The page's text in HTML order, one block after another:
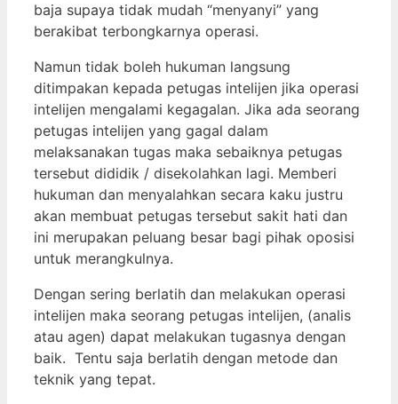
baja supaya tidak mudah “menyanyi” yang
berakibat terbongkarnya operasi.
Namun tidak boleh hukuman langsung
ditimpakan kepada petugas intelijen jika operasi
intelijen mengalami kegagalan. Jika ada seorang
petugas intelijen yang gagal dalam
melaksanakan tugas maka sebaiknya petugas
tersebut dididik / disekolahkan lagi. Memberi
hukuman dan menyalahkan secara kaku justru
akan membuat petugas tersebut sakit hati dan
ini merupakan peluang besar bagi pihak oposisi
untuk merangkulnya.
Dengan sering berlatih dan melakukan operasi
intelijen maka seorang petugas intelijen, (analis
atau agen) dapat melakukan tugasnya dengan
baik. Tentu saja berlatih dengan metode dan
teknik yang tepat.